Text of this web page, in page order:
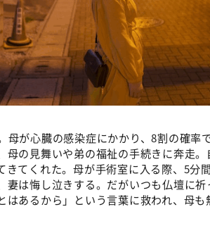
が心臓の感染症にかかり、8割の確率
母の見舞いや弟の福祉の手続きに奔走
きてくれた。母が手術室に入る際、5分
妻は悔し泣きする。だがいつも仏壇に
はあるから」という言葉に救われ、母も